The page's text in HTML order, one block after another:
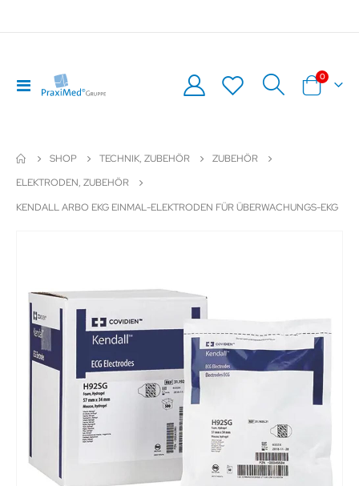
Navigation
umschalten
Warenkorb
0Artikel
SHOP TECHNIK, ZUBEHÖR
ZUBEHÖR
ELEKTRODEN, ZUBEHÖR
KENDALL ARBO EKG EINMAL-ELEKTRODEN FÜR ÜBERWACHUNGS-EKG
Bildergalerie
springen